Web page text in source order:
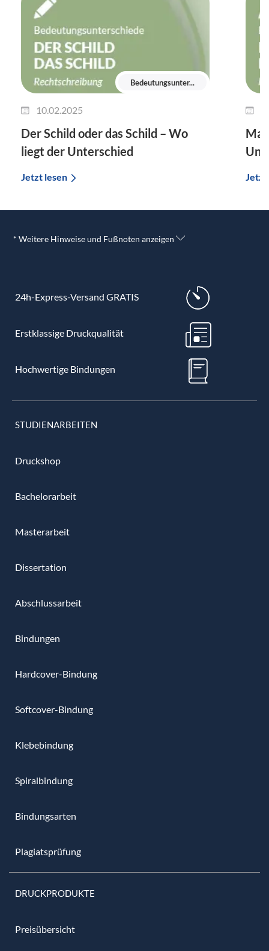
Bedeutungsunter...
10.02.2025
Der Schild oder das Schild – Wo
liegt der Unterschied
Jetzt lesen
* Weitere Hinweise und Fußnoten anzeigen
24h-Express-Versand GRATIS
Erstklassige Druckqualität
Hochwertige Bindungen
STUDIENARBEITEN
Druckshop
Bachelorarbeit
Masterarbeit
Dissertation
Abschlussarbeit
Bindungen
Hardcover-Bindung
Softcover-Bindung
Klebebindung
Spiralbindung
Bindungsarten
Plagiatsprüfung
DRUCKPRODUKTE
Preisübersicht